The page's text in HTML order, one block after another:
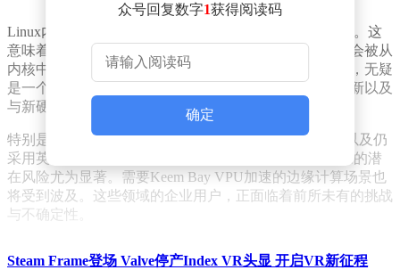
Linux内核社区遵循着一项基本原则，即“无维护即删除”。这
意味着，若驱动程序长期无人接手维护，它们最终可能会被从
内核中整体移除。这对于依赖这些模块的企业用户而言，无疑
是一个严峻的挑战。一旦代码停止维护，安全补丁的更新以及
与新硬件的兼容性都将无法得到保障。
特别是对于那些使用FPGA、对时序敏感的应用场景，以及仍
采用英特尔WWAN模组的终端设备而言，这一变动带来的潜
在风险尤为显著。需要Keem Bay VPU加速的边缘计算场景也
将受到波及。这些领域的企业用户，正面临着前所未有的挑战
与不确定性。
众号回复数字1获得阅读码
确定
Steam Frame登场 Valve停产Index VR头显 开启VR新征程